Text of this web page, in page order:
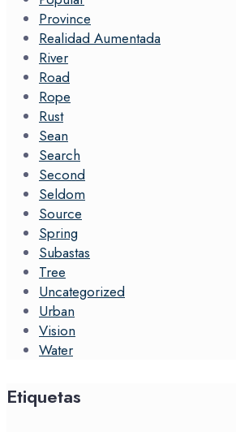
Province
Realidad Aumentada
River
Road
Rope
Rust
Sean
Search
Second
Seldom
Source
Spring
Subastas
Tree
Uncategorized
Urban
Vision
Water
Etiquetas